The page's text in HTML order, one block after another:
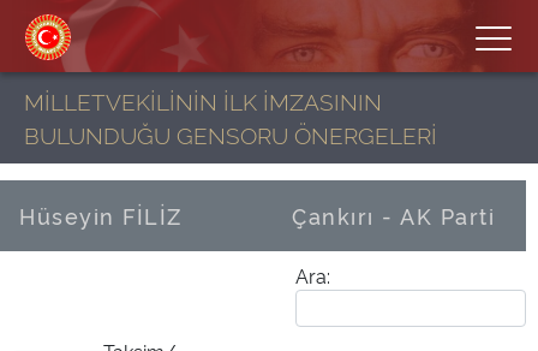
MİLLETVEKİLİNİN İLK İMZASININ
BULUNDUĞU GENSORU ÖNERGELERİ
Hüseyin FİLİZ Çankırı - AK Parti
Ara: